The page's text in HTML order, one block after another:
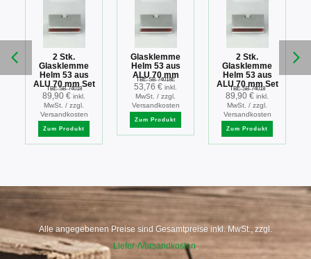
2 Stk.
Glasklemme
Helm 53 aus
ALU 70 mm Set
TBE-SB-74018
89,90 € inkl.
MwSt. / zzgl.
Versandkosten
Zum Produkt
Glasklemme
Helm 53 aus
ALU 70 mm
TBE-SB-74018E
53,76 € inkl.
MwSt. / zzgl.
Versandkosten
Zum Produkt
2 Stk.
Glasklemme
Helm 53 aus
ALU 70 mm Set
TBE-SB-74018
89,90 € inkl.
MwSt. / zzgl.
Versandkosten
Zum Produkt
Alle angegebenen Preise sind Gesamtpreise inkl. MwSt., zzgl.
Liefer-/Versandkosten